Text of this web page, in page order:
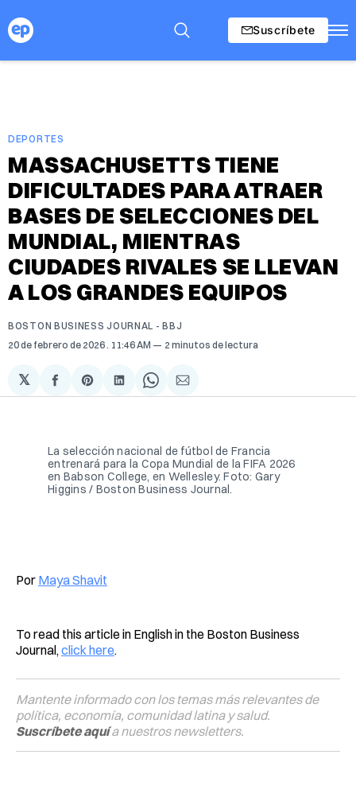
Suscríbete
DEPORTES
MASSACHUSETTS TIENE
DIFICULTADES PARA ATRAER
BASES DE SELECCIONES DEL
MUNDIAL, MIENTRAS
CIUDADES RIVALES SE LLEVAN
A LOS GRANDES EQUIPOS
BOSTON BUSINESS JOURNAL - BBJ
20 de febrero de 2026 . 11:46 AM 2 minutos de lectura
𝕏
Compartir
en
Share
on
Compartir
en
Share
on
Compartir
via
La selección nacional de fútbol de Francia
entrenará para la Copa Mundial de la FIFA 2026
en Babson College, en Wellesley. Foto: Gary
Higgins / Boston Business Journal.
Por Maya Shavit
To read this article in English in the Boston Business
Journal, click here.
Mantente informado con los temas más relevantes de
política, economía, comunidad latina y salud.
Suscríbete aquía nuestros newsletters.